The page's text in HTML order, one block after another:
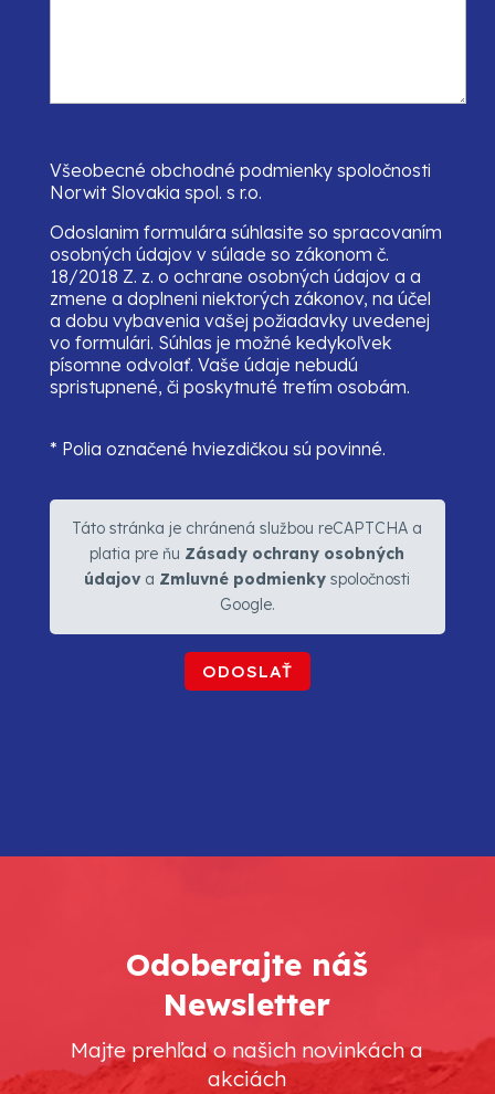
Všeobecné obchodné podmienky spoločnosti
Norwit Slovakia spol. s r.o.
Odoslanim formulára súhlasite so spracovaním
osobných údajov v súlade so zákonom č.
18/2018 Z. z. o ochrane osobných údajov a a
zmene a doplneni niektorých zákonov, na účel
a dobu vybavenia vašej požiadavky uvedenej
vo formulári. Súhlas je možné kedykoľvek
písomne odvolať. Vaše údaje nebudú
spristupnené, či poskytnuté tretím osobám.
* Polia označené hviezdičkou sú povinné.
Táto stránka je chránená službou reCAPTCHA a
platia pre ňu Zásady ochrany osobných
údajov a Zmluvné podmienkyspoločnosti
Google.
Odoberajte náš
Newsletter
Majte prehľad o našich novinkách a
akciách